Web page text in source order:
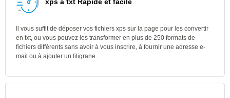
Il vous suffit de déposer vos fichiers xps sur la page pour les convertir
en txt, ou vous pouvez les transformer en plus de 250 formats de
fichiers différents sans avoir à vous inscrire, à fournir une adresse e-
mail ou à ajouter un filigrane.